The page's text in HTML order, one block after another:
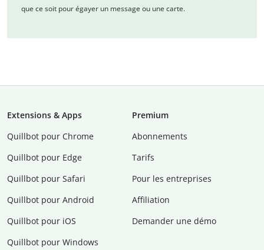
que ce soit pour égayer un message ou une carte.
Extensions & Apps
Quillbot pour Chrome
Quillbot pour Edge
Quillbot pour Safari
Quillbot pour Android
Quillbot pour iOS
Quillbot pour Windows
Premium
Abonnements
Tarifs
Pour les entreprises
Affiliation
Demander une démo